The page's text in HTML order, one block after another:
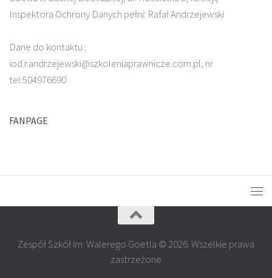
Inspektora Ochrony Danych pełni: Rafał Andrzejewski
Dane do kontaktu :
iod.r.andrzejewski@szkoleniaprawnicze.com.pl, nr
tel:504976690
FANPAGE
Zespół Szkół im. Walerego Goetla © 2026. Wszelkie prawa
zastrzeżone